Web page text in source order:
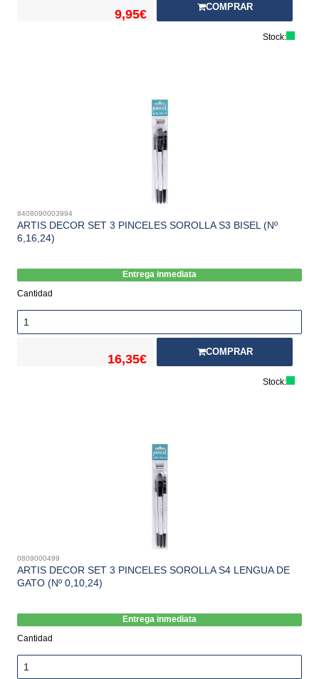
9,95€
COMPRAR
Stock:
8408090003994
ARTIS DECOR SET 3 PINCELES SOROLLA S3 BISEL (Nº
6,16,24)
Entrega inmediata
Cantidad
16,35€
COMPRAR
Stock:
0809000499
ARTIS DECOR SET 3 PINCELES SOROLLA S4 LENGUA DE
GATO (Nº 0,10,24)
Entrega inmediata
Cantidad